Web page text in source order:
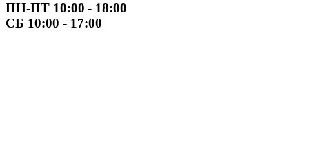
ПН-ПТ 10:00 - 18:00
СБ 10:00 - 17:00